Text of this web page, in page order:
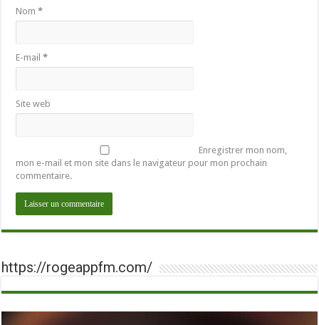
Nom*
E-mail*
Site web
Enregistrer mon nom,
mon e-mail et mon site dans le navigateur pour mon prochain
commentaire.
https://rogeappfm.com/